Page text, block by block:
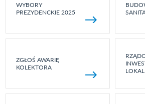
WYBORY
PREZYDENCKIE 2025
ZGŁOŚ AWARIĘ
KOLEKTORA